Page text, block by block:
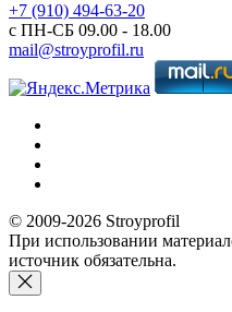
+7 (910) 494-63-20
с ПН-СБ 09.00 - 18.00
mail@stroyprofil.ru
© 2009-2026 Stroyprofil
При использовании
источник обязательна.